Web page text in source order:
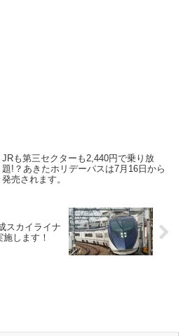
JRも第三セクターも2,440円で乗り放
題!？あきたホリデーパスは7月16日から
発売されます。
スカイライナ
します！